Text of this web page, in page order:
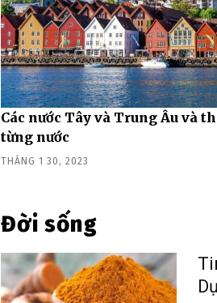
Các nước Tây và Trung Âu và
từng nước
THÁNG 1 30, 2023
Đời sống